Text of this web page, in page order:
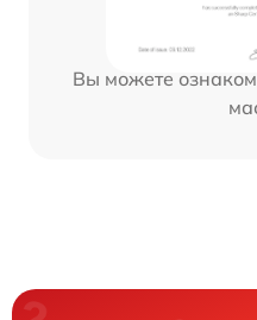
Вы можете